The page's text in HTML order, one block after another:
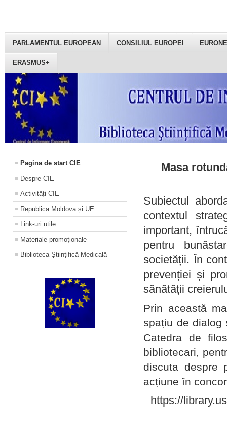
PARLAMENTUL EUROPEAN CONSILIUL EUROPEI
ERASMUS+
Pagina de start CIE
Despre CIE
Activități CIE
Republica Moldova și UE
Link-uri utile
Materiale promoţionale
Biblioteca Științifică Medicală
Masa
Subiectul
contextul
important,
pentru
societății. În
prevenției și
sănătății
Prin această
spațiu de dialog
Catedra de
bibliotecari,
discuta despre
acțiune în
https://